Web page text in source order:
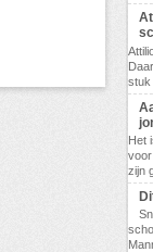
stuk
Het
zijn